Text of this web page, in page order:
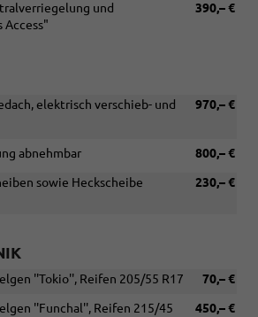
390,– €
und
Access"
970,– €
elektrisch verschieb- und
800,– €
abnehmbar
230,– €
sowie Heckscheibe
70,– €
''Tokio'', Reifen 205/55 R17
450,– €
''Funchal'', Reifen 215/45